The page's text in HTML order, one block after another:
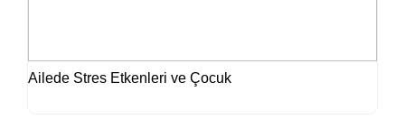
Ailede Stres Etkenleri ve Çocuk